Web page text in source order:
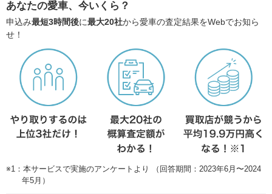
あなたの愛車、今いくら？
申込み最短3時間後に最大20社から愛車の査定結果をWebでお知ら
せ！
※1：本サービスで実施のアンケートより （回答期間：2023年6月〜2024
年5月）